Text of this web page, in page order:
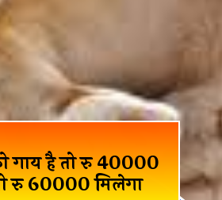
गाय है तो रु 40000
रु 60000 मिलेगा